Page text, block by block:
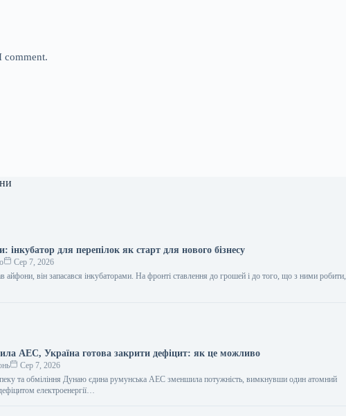
comment.
інкубатор для перепілок як старт для нового бізнесу
Сер 7, 2026
айфони, він запасався інкубаторами. На фронті ставлення до грошей і до того, що з ними робити,
АЕС, Україна готова закрити дефіцит: як це можливо
Сер 7, 2026
та обміління Дунаю єдина румунська АЕС зменшила потужність, вимкнувши один атомний
електроенергії…